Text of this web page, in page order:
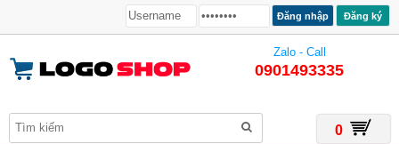
Đăng ký
Zalo - Call
0901493335
0